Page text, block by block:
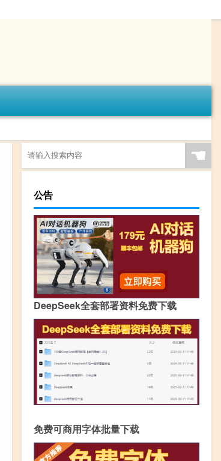
☚
公告
DeepSeek全套部署资料免费下载
免费可商用字体批量下载